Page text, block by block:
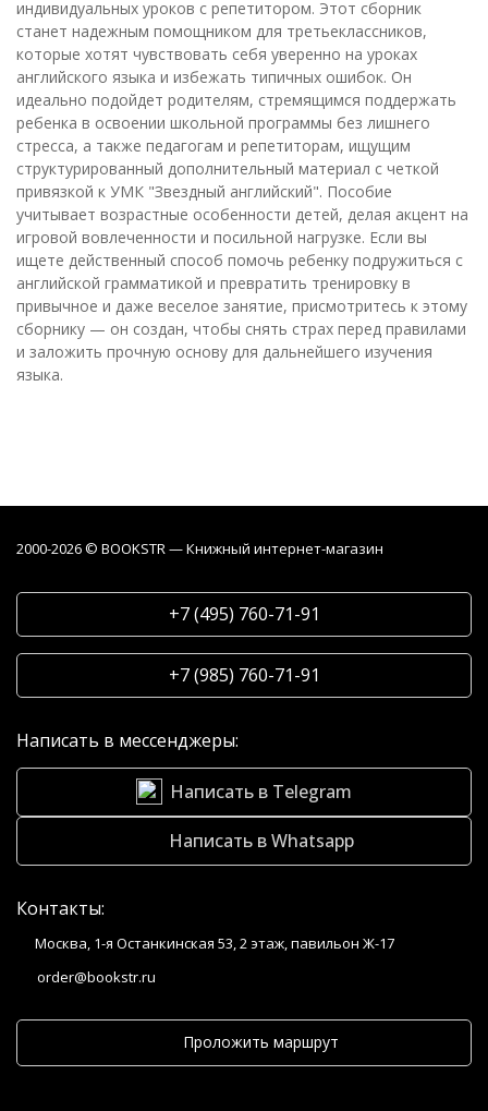
индивидуальных уроков с репетитором. Этот сборник
станет надежным помощником для третьеклассников,
которые хотят чувствовать себя уверенно на уроках
английского языка и избежать типичных ошибок. Он
идеально подойдет родителям, стремящимся поддержать
ребенка в освоении школьной программы без лишнего
стресса, а также педагогам и репетиторам, ищущим
структурированный дополнительный материал с четкой
привязкой к УМК "Звездный английский". Пособие
учитывает возрастные особенности детей, делая акцент на
игровой вовлеченности и посильной нагрузке. Если вы
ищете действенный способ помочь ребенку подружиться с
английской грамматикой и превратить тренировку в
привычное и даже веселое занятие, присмотритесь к этому
сборнику — он создан, чтобы снять страх перед правилами
и заложить прочную основу для дальнейшего изучения
языка.
2000-2026 © BOOKSTR — Книжный интернет-магазин
+7 (495) 760-71-91
+7 (985) 760-71-91
Написать в мессенджеры:
Написать в Telegram
Написать в Whatsapp
Контакты:
Москва, 1-я Останкинская 53, 2 этаж, павильон Ж-17
order@bookstr.ru
Проложить маршрут